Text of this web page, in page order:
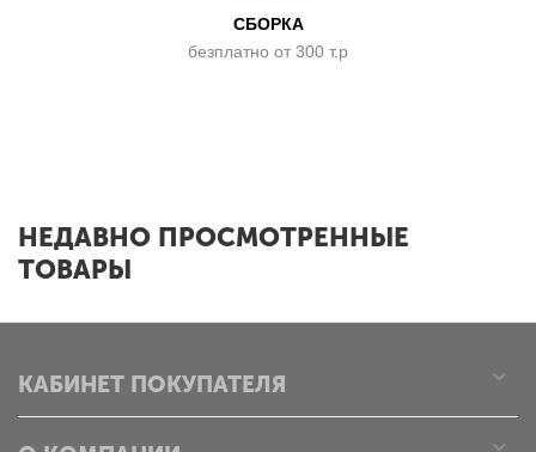
СБОРКА
безплатно от 300 т.р
НЕДАВНО ПРОСМОТРЕННЫЕ
ТОВАРЫ
КАБИНЕТ ПОКУПАТЕЛЯ